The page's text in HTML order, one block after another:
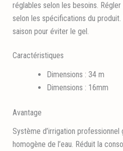
réglables selon les besoins. Régler
selon les spécifications du
saison pour éviter le gel.
Caractéristiques
Dimensions : 34 m
Dimensions : 16mm
Avantage
Système d’irrigation professionnel
homogène de l’eau. Réduit la